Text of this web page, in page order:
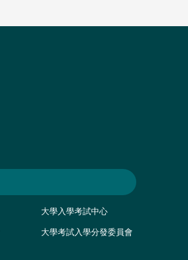
大學入學考試中心
大學考試入學分發委員會